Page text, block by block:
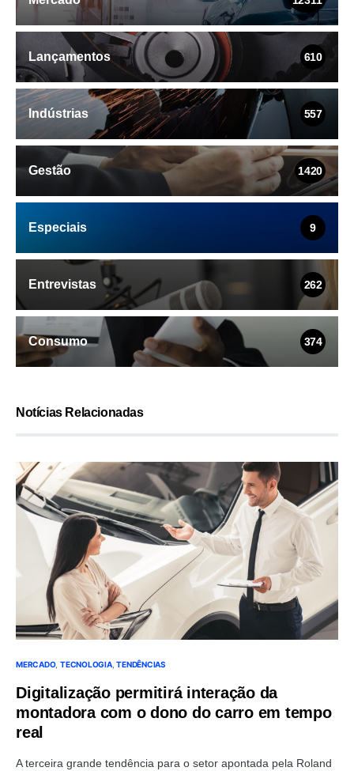
Lançamentos 610
Indústrias 557
Gestão 1420
Especiais 9
Entrevistas 262
Consumo 374
Notícias Relacionadas
MERCADO TECNOLOGIA TENDÊNCIAS
Digitalização permitirá interação da
montadora com o dono do carro em tempo
real
A terceira grande tendência para o setor apontada pela Roland